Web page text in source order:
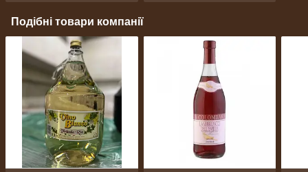
Подібні товари компанії